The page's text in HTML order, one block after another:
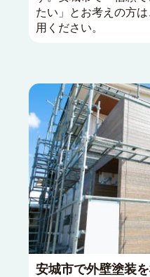
たい」とお考えの方
用ください。
安城市で外壁塗装